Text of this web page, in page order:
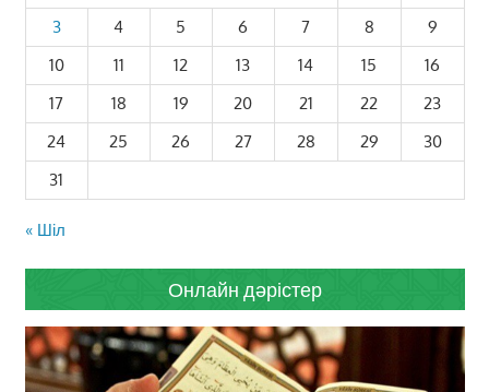
3
4 5 6 7 8
9
10
11 12 13 14 15
16
17
18 19 20 21 22
23
24
25 26 27 28 29
30
31
« Шіл
Онлайн дәрістер